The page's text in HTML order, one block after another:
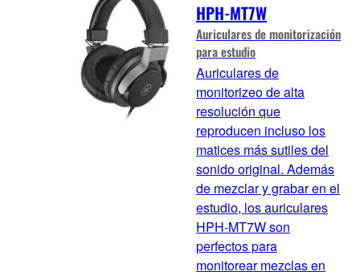
HPH-MT7W
Auriculares de monitorización
para estudio
Auriculares de
monitorizeo de alta
resolución que
reproducen incluso los
matices más sutiles del
sonido original. Además
de mezclar y grabar en el
estudio, los auriculares
HPH-MT7W son
perfectos para
monitorear mezclas en